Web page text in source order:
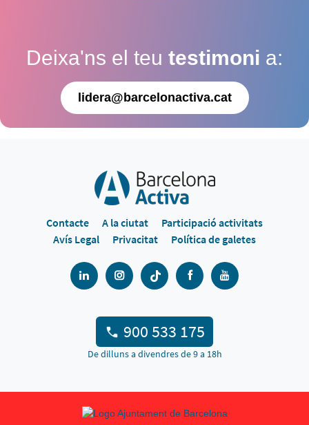
Deixa'ns el teu testimoni a:
lidera@barcelonactiva.cat
Contacte A la ciutat
Participació activitats
Avís Legal
Privacitat Política de galetes
900 533 175
De dilluns a divendres de 9 a 18h